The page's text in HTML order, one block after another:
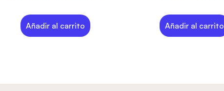
Añadir al carrito Añadir al carrito